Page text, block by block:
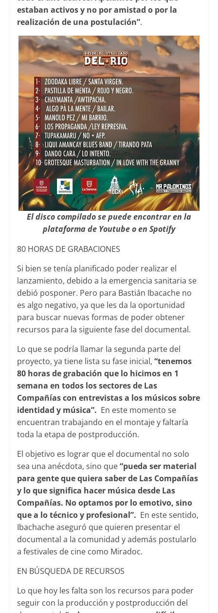
estaban activos y no por amistad o por la
realización de una postulación”.
El disco compilado se puede encontrar en la
plataforma de Youtube o en Spotify
80 HORAS DE GRABACIONES
Si bien se tenía planificado poder realizar el
lanzamiento, debido a la emergencia sanitaria se
debió posponer. Pero para Bastián Ibacache no
es algo negativo, ya que les da la oportunidad
para buscar nuevas formas de poder obtener
recursos para la siguiente fase del documental.
Lo que se podría llamar la segunda parte del
proyecto, ya tiene lista su fase inicial, “tenemos
80 horas de grabación que lo hicimos en 1
semana en todos los sectores de Las
Compañías con entrevistas a los músicos sobre
identidad y música”. En este momento se
encuentran trabajando en el montaje y faltaría
toda la etapa de postproducción.
El objetivo es lograr que el documental no solo
sea una anécdota, sino que“pueda ser material
para gente que quiera saber de Las Compañías
y lo que significa hacer música desde Las
Compañías. No optamos por lo emotivo, sino
que a lo técnico y profesional”. En este sentido,
Ibachache aseguró que quieren presentar el
documental a la comunidad y además postularlo
a festivales de cine como Miradoc.
EN BÚSQUEDA DE RECURSOS
Lo que hoy les falta son los recursos para poder
seguir con la producción y postproducción del